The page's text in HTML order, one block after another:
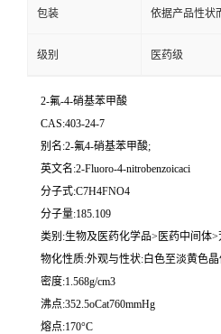
包装 依据产品性状
级别 医药级
2-氟-4-硝基苯甲酸
CAS:403-24-7
别名:2-氟4-硝基苯甲酸;
英文名:2-Fluoro-4-nitrobenzoicaci
分子式:C7H4FNO4
分子量:185.109
类别:生物及医药化学品>医药中间体
物化性质:外观与性状:白色至淡黄色
密度:1.568g/cm3
沸点:352.5oCat760mmHg
熔点:170°C